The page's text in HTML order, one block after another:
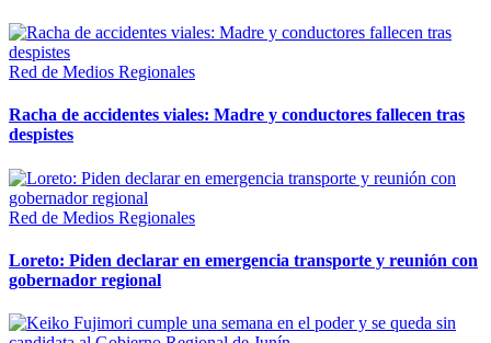
Red de Medios Regionales
Racha de accidentes viales: Madre y conductores fallecen tras
despistes
Red de Medios Regionales
Loreto: Piden declarar en emergencia transporte y reunión con
gobernador regional